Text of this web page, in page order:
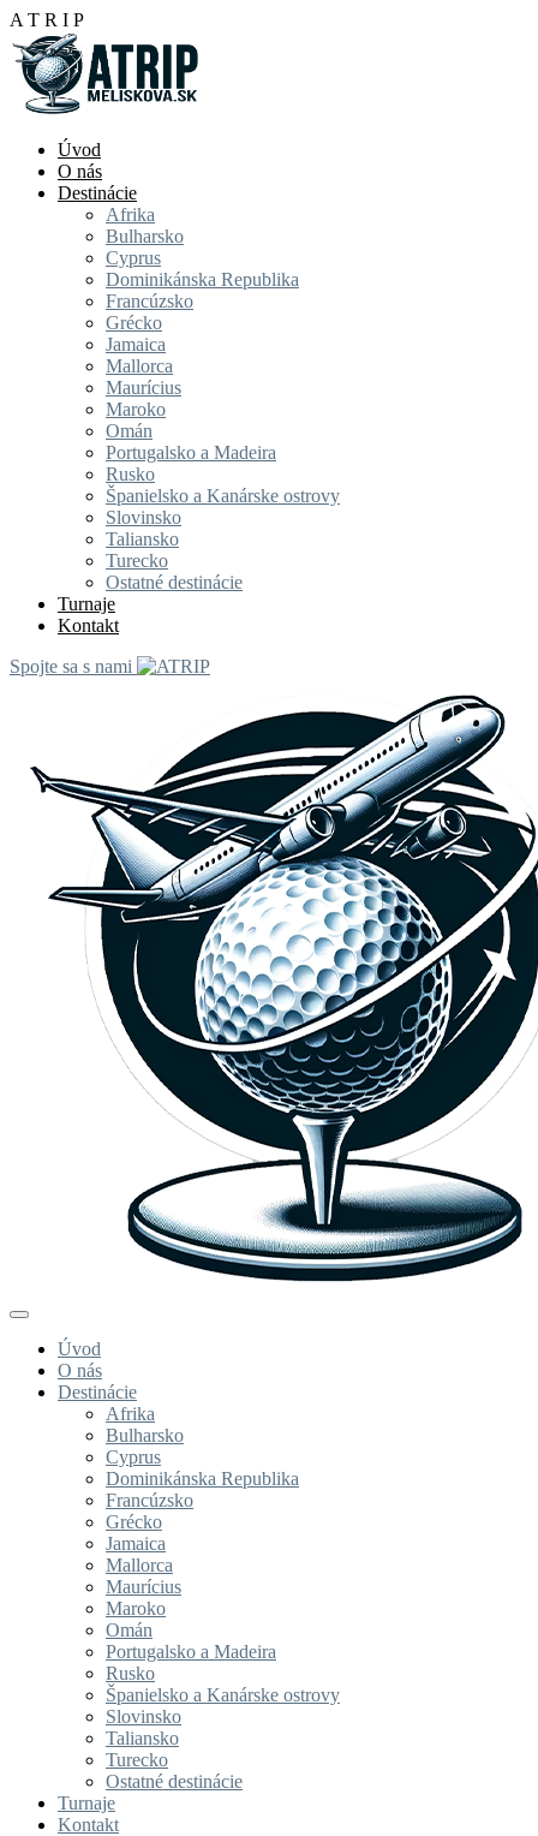
A T R I P
Úvod
O nás
Destinácie
Afrika
Bulharsko
Cyprus
Dominikánska Republika
Francúzsko
Grécko
Jamaica
Mallorca
Maurícius
Maroko
Omán
Portugalsko a Madeira
Rusko
Španielsko a Kanárske ostrovy
Slovinsko
Taliansko
Turecko
Ostatné destinácie
Turnaje
Kontakt
Spojte sa s nami
Úvod
O nás
Destinácie
Afrika
Bulharsko
Cyprus
Dominikánska Republika
Francúzsko
Grécko
Jamaica
Mallorca
Maurícius
Maroko
Omán
Portugalsko a Madeira
Rusko
Španielsko a Kanárske ostrovy
Slovinsko
Taliansko
Turecko
Ostatné destinácie
Turnaje
Kontakt